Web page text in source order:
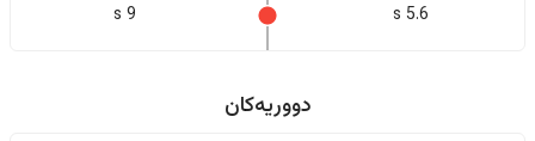
5.6 s
9 s
دووریەکان